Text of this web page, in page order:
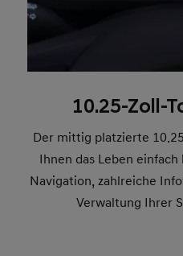
10.25-Zoll-
Der mittig platzierte
Ihnen das Leben
Navigation, zahlreiche
Verwaltung Ihrer